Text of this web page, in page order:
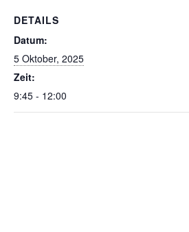
DETAILS
Datum:
5 Oktober, 2025
Zeit:
9:45 - 12:00